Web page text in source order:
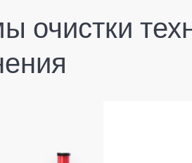
очистки